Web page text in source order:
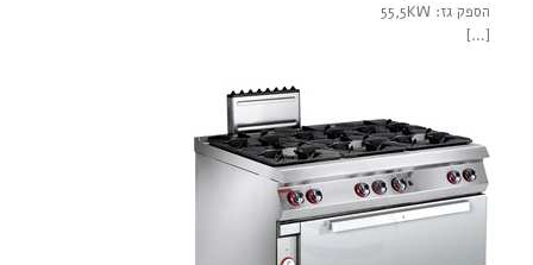
הספק גז: 55,5KW
[…]